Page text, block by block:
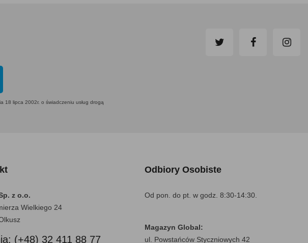
18 lipca 2002r. o świadczeniu usług drogą
z o.o.
Wielkiego 24
(+48) 32 411 88 77
Odbiory Osobiste
Od pon. do pt. w godz. 8:30-14:30.
Magazyn Global:
ul. Powstańców Styczniowych 42